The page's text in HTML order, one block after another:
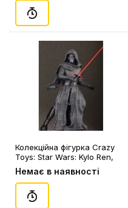
Колекційна фігурка Crazy
Toys: Star Wars: Kylo Ren,
(44348)
Немає в наявності